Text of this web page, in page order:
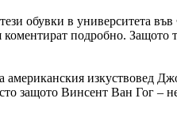
обувки в университета във
подробно. Защото
американския изкуствовед
защото Винсент Ван Гог –